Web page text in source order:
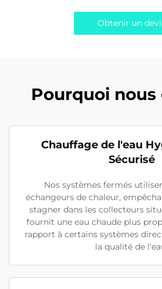
Obtenir un
Pourquoi nous
Chauffage de l'eau
Sécurisé
Nos systèmes fermés
échangeurs de chaleur,
stagner dans les collecteurs
fournit une eau chaude plus
rapport à certains systèmes
la qualité de